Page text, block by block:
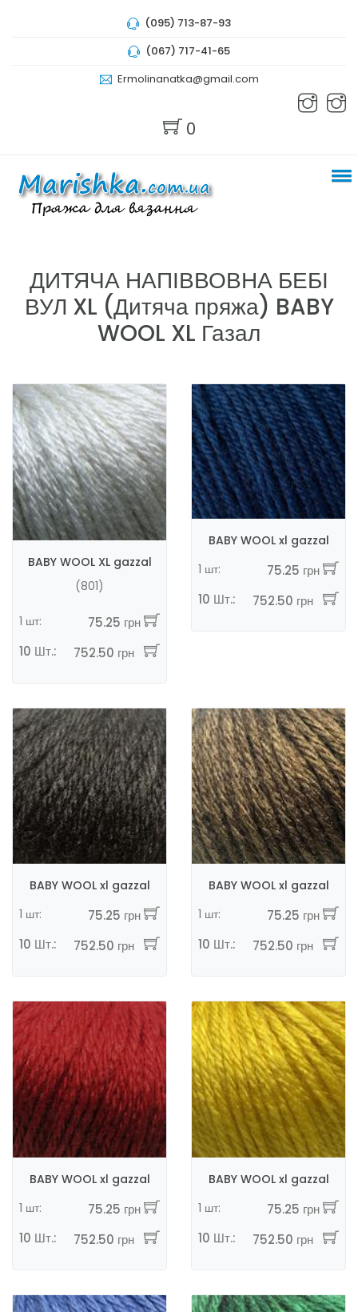
(095) 713-87-93
(067) 717-41-65
Ermolinanatka@gmail.com
0
ДИТЯЧА НАПІВВОВНА БЕБІ
ВУЛ XL (Дитяча пряжа) BABY
WOOL XL Газал
BABY WOOL XL gazzal
(801)
1 шт:
75.25 грн
10 Шт.:
752.50 грн
BABY WOOL xl gazzal
1 шт:
75.25 грн
10 Шт.:
752.50 грн
BABY WOOL xl gazzal
1 шт:
75.25 грн
10 Шт.:
752.50 грн
BABY WOOL xl gazzal
1 шт:
75.25 грн
10 Шт.:
752.50 грн
BABY WOOL xl gazzal
1 шт:
75.25 грн
10 Шт.:
752.50 грн
BABY WOOL xl gazzal
1 шт:
75.25 грн
10 Шт.:
752.50 грн